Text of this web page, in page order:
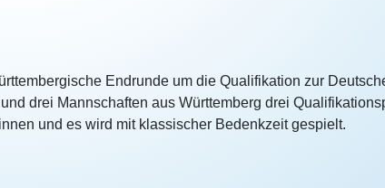
Endrunde um die Qualifikation zur
drei Mannschaften aus Württemberg drei
und es wird mit klassischer Bedenkzeit gespielt.